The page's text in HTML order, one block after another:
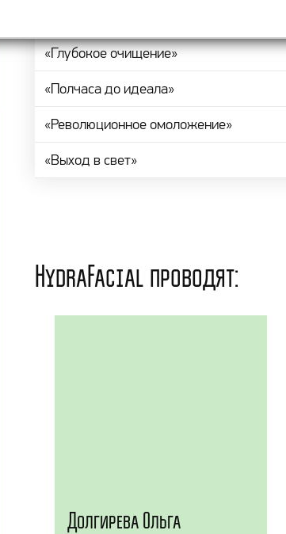
«Глубокое очищение»
«Полчаса до идеала»
«Революционное омоложение»
«Выход в свет»
HydraFacial проводят:
Долгирева Ольга